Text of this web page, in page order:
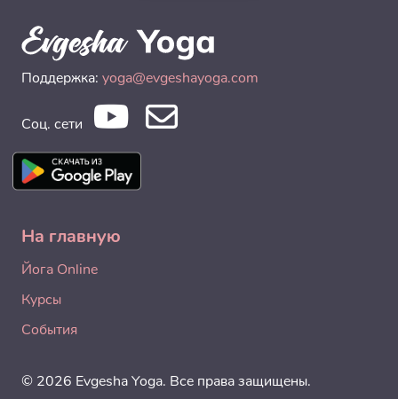
Поддержка: yoga@evgeshayoga.com
Соц. сети
На главную
Йога Online
Курсы
События
© 2026 Evgesha Yoga. Все права защищены.